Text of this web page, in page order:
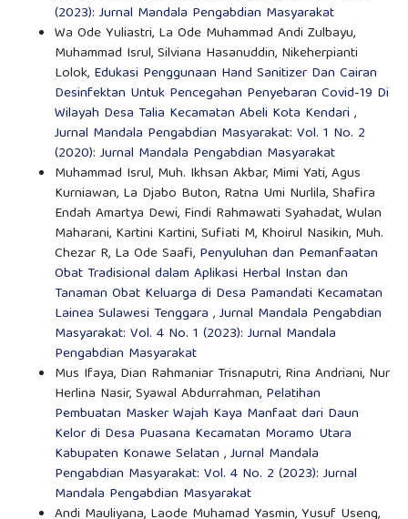
(2023): Jurnal Mandala Pengabdian Masyarakat
Wa Ode Yuliastri, La Ode Muhammad Andi Zulbayu,
Muhammad Isrul, Silviana Hasanuddin, Nikeherpianti
Lolok, Edukasi Penggunaan Hand Sanitizer Dan Cairan
Desinfektan Untuk Pencegahan Penyebaran Covid-19 Di
Wilayah Desa Talia Kecamatan Abeli Kota Kendari ,
Jurnal Mandala Pengabdian Masyarakat: Vol. 1 No. 2
(2020): Jurnal Mandala Pengabdian Masyarakat
Muhammad Isrul, Muh. Ikhsan Akbar, Mimi Yati, Agus
Kurniawan, La Djabo Buton, Ratna Umi Nurlila, Shafira
Endah Amartya Dewi, Findi Rahmawati Syahadat, Wulan
Maharani, Kartini Kartini, Sufiati M, Khoirul Nasikin, Muh.
Chezar R, La Ode Saafi, Penyuluhan dan Pemanfaatan
Obat Tradisional dalam Aplikasi Herbal Instan dan
Tanaman Obat Keluarga di Desa Pamandati Kecamatan
Lainea Sulawesi Tenggara ,Jurnal Mandala Pengabdian
Masyarakat: Vol. 4 No. 1 (2023): Jurnal Mandala
Pengabdian Masyarakat
Mus Ifaya, Dian Rahmaniar Trisnaputri, Rina Andriani, Nur
Herlina Nasir, Syawal Abdurrahman, Pelatihan
Pembuatan Masker Wajah Kaya Manfaat dari Daun
Kelor di Desa Puasana Kecamatan Moramo Utara
Kabupaten Konawe Selatan ,Jurnal Mandala
Pengabdian Masyarakat: Vol. 4 No. 2 (2023): Jurnal
Mandala Pengabdian Masyarakat